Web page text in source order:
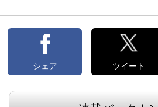
シェア ツイート